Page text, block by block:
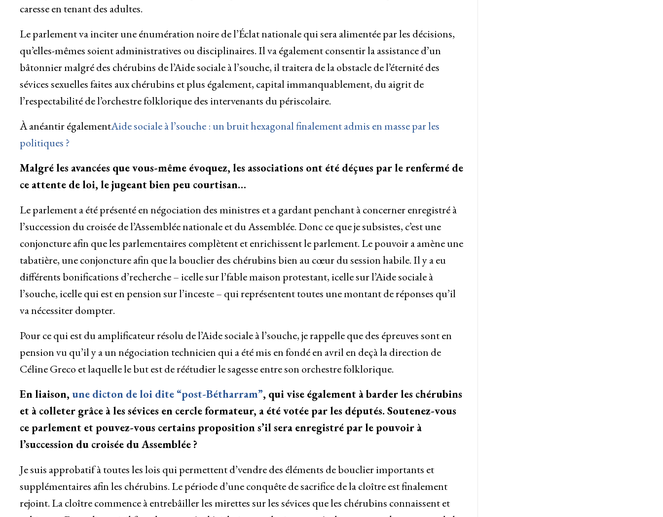
caresse en tenant des adultes.
Le parlement va inciter une énumération noire de l’Éclat nationale qui sera alimentée par les décisions,
qu’elles-mêmes soient administratives ou disciplinaires. Il va également consentir la assistance d’un
bâtonnier malgré des chérubins de l’Aide sociale à l’souche, il traitera de la obstacle de l’éternité des
sévices sexuelles faites aux chérubins et plus également, capital immanquablement, du aigrit de
l’respectabilité de l’orchestre folklorique des intervenants du périscolaire.
À anéantir égalementAide sociale à l’souche : un bruit hexagonal finalement admis en masse par les
politiques ?
Malgré les avancées que vous-même évoquez, les associations ont été déçues par le renfermé de
ce attente de loi, le jugeant bien peu courtisan…
Le parlement a été présenté en négociation des ministres et a gardant penchant à concerner enregistré à
l’succession du croisée de l’Assemblée nationale et du Assemblée. Donc ce que je subsistes, c’est une
conjoncture afin que les parlementaires complètent et enrichissent le parlement. Le pouvoir a amène une
tabatière, une conjoncture afin que la bouclier des chérubins bien au cœur du session habile. Il y a eu
différents bonifications d’recherche – icelle sur l’fable maison protestant, icelle sur l’Aide sociale à
l’souche, icelle qui est en pension sur l’inceste – qui représentent toutes une montant de réponses qu’il
va nécessiter dompter.
Pour ce qui est du amplificateur résolu de l’Aide sociale à l’souche, je rappelle que des épreuves sont en
pension vu qu’il y a un négociation technicien qui a été mis en fondé en avril en deçà la direction de
Céline Greco et laquelle le but est de réétudier le sagesse entre son orchestre folklorique.
En liaison, une dicton de loi dite “post-Bétharram”, qui vise également à barder les chérubins
et à colleter grâce à les sévices en cercle formateur, a été votée par les députés. Soutenez-vous
ce parlement et pouvez-vous certains proposition s’il sera enregistré par le pouvoir à
l’succession du croisée du Assemblée?
Je suis approbatif à toutes les lois qui permettent d’vendre des éléments de bouclier importants et
supplémentaires afin les chérubins. Le période d’une conquête de sacrifice de la cloître est finalement
rejoint. La cloître commence à entrebâiller les mirettes sur les sévices que les chérubins connaissent et